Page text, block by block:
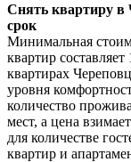
Снять квартиру в
срок
Минимальная
квартир
квартирах
уровня
количество
мест, а цена
для количестве
квартир и